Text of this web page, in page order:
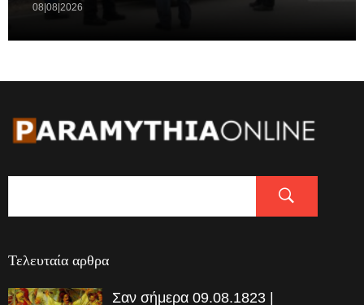
08|08|2026
Τελευταία αρθρα
Σαν σήμερα 09.08.1823 |